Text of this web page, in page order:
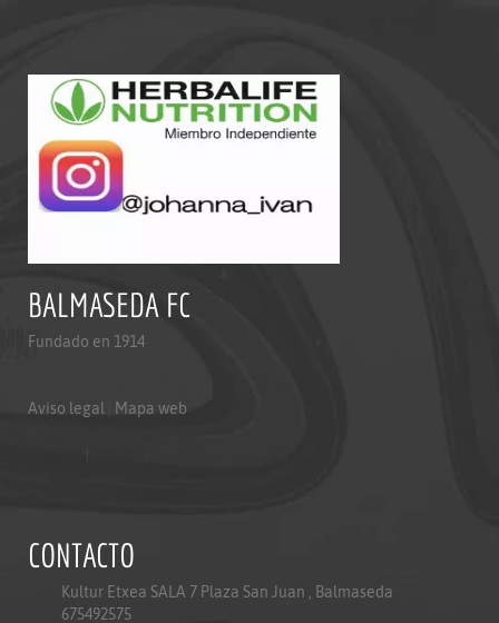
BALMASEDA FC
Fundado en 1914
Aviso legal Mapa web
CONTACTO
Kultur Etxea SALA 7 Plaza San Juan , Balmaseda
675492575